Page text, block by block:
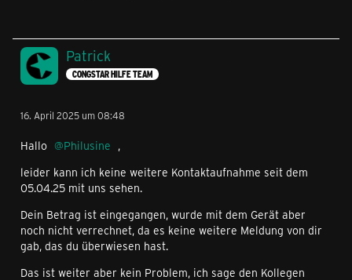
Patrick
CONGSTAR HILFE TEAM
16. April 2025 um 08:48
Hallo Philusine ,
leider kann ich keine weitere Kontaktaufnahme seit dem
05.04.25 mit uns sehen.
Dein Betrag ist eingegangen, wurde mit dem Gerät aber
noch nicht verrechnet, da es keine weitere Meldung von dir
gab, das du überwiesen hast.
Das ist weiter aber kein Problem, ich sage den Kollegen